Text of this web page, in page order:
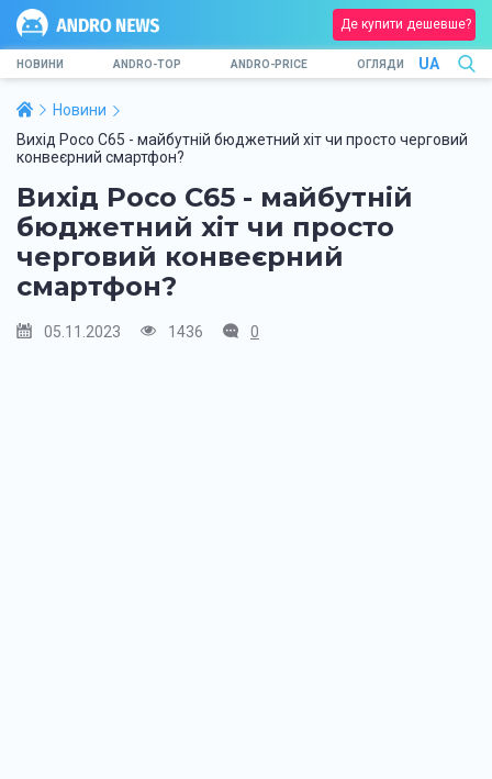
Де купити дешевше?
НОВИНИ ANDRO-TOP ANDRO-PRICE ОГЛЯДИ UA
Новини
Вихід Poco C65 - майбутній бюджетний хіт чи просто черговий
конвеєрний смартфон?
Вихід Poco C65 - майбутній
бюджетний хіт чи просто
черговий конвеєрний
смартфон?
05.11.2023 1436 0